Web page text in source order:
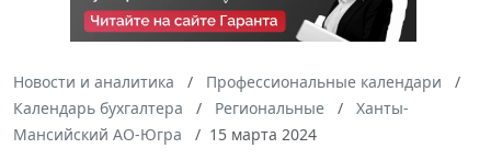
Новости и аналитика
Профессиональные календари
Календарь бухгалтера
Региональные
Ханты-
Мансийский АО-Югра
15 марта 2024